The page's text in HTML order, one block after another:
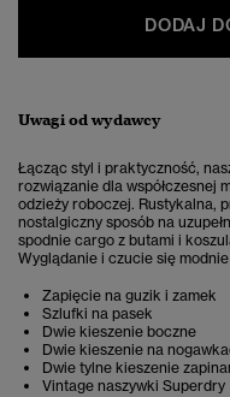
DODAJ
Uwagi od wydawcy
Łącząc styl i praktyczność,
rozwiązanie dla współczesnej
odzieży roboczej. Rustykalna,
nostalgiczny sposób na
spodnie cargo z butami i
Wyglądanie i czucie się modnie
Zapięcie na guzik i zamek
Szlufki na pasek
Dwie kieszenie boczne
Dwie kieszenie na
Dwie tylne kieszenie
Vintage naszywki Superdry